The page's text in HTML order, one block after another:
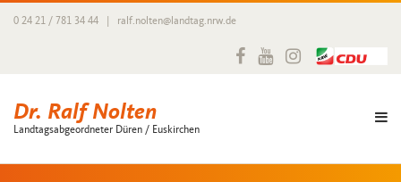
0 24 21 / 781 34 44 ralf.nolten@landtag.nrw.de
Dr. Ralf Nolten
Landtagsabgeordneter Düren / Euskirchen